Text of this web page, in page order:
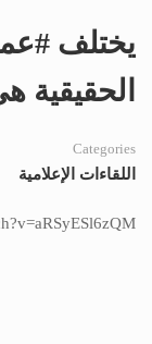
يختلف
الحقيقية
Categories
اللقاءات الإعلامية